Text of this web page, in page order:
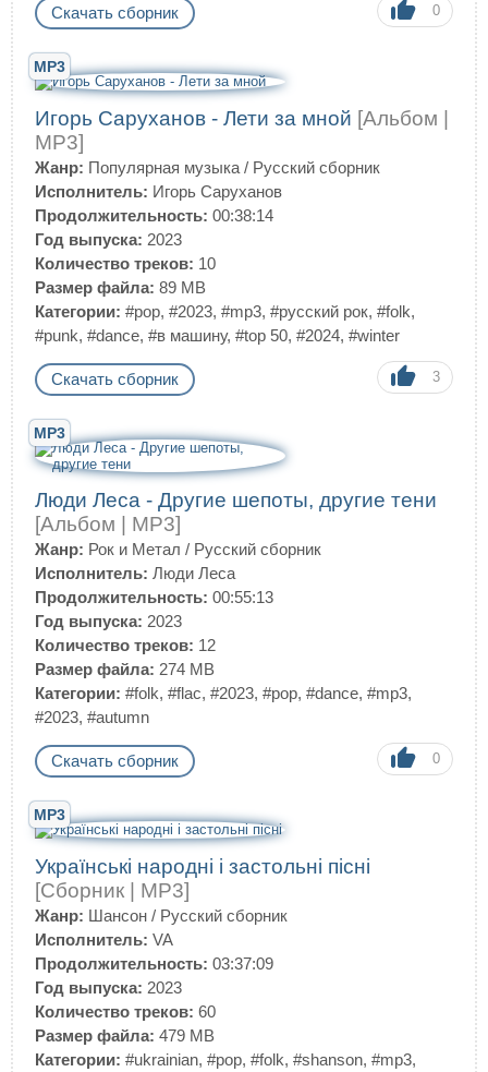
Скачать сборник 0
MP3
Игорь Саруханов - Лети за мной [Альбом |
MP3]
Жанр: Популярная музыка / Русский сборник
Исполнитель: Игорь Саруханов
Продолжительность: 00:38:14
Год выпуска: 2023
Количество треков: 10
Размер файла: 89 MB
Категории: #pop, #2023, #mp3, #русский рок, #folk,
#punk, #dance, #в машину, #top 50, #2024, #winter
Скачать сборник 3
MP3
Люди Леса - Другие шепоты, другие тени
[Альбом | MP3]
Жанр: Рок и Метал / Русский сборник
Исполнитель: Люди Леса
Продолжительность: 00:55:13
Год выпуска: 2023
Количество треков: 12
Размер файла: 274 MB
Категории: #folk, #flac, #2023, #pop, #dance, #mp3,
#2023, #autumn
Скачать сборник 0
MP3
Українські народні і застольні пісні
[Сборник | MP3]
Жанр: Шансон / Русский сборник
Исполнитель: VA
Продолжительность: 03:37:09
Год выпуска: 2023
Количество треков: 60
Размер файла: 479 MB
Категории: #ukrainian, #pop, #folk, #shanson, #mp3,